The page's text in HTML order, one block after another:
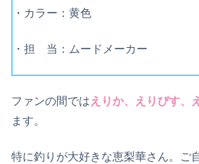
・カラー：黄色
・担 当：ムードメーカー
ファンの間ではえりか、えりぴす、
ます。
特に釣りが大好きな恵梨華さん。ご